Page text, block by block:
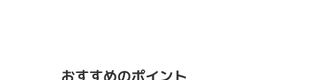
おすすめのポイント